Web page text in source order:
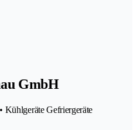
GmbH
Kühlgeräte Gefriergeräte